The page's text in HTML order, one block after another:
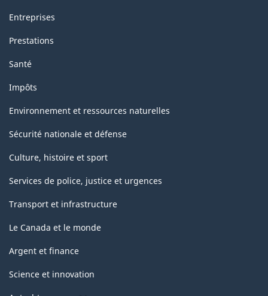
Entreprises
Prestations
Santé
Impôts
Environnement et ressources naturelles
Sécurité nationale et défense
Culture, histoire et sport
Services de police, justice et urgences
Transport et infrastructure
Le Canada et le monde
Argent et finance
Science et innovation